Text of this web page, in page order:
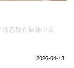
活态度在旅途中展
2026-04-13